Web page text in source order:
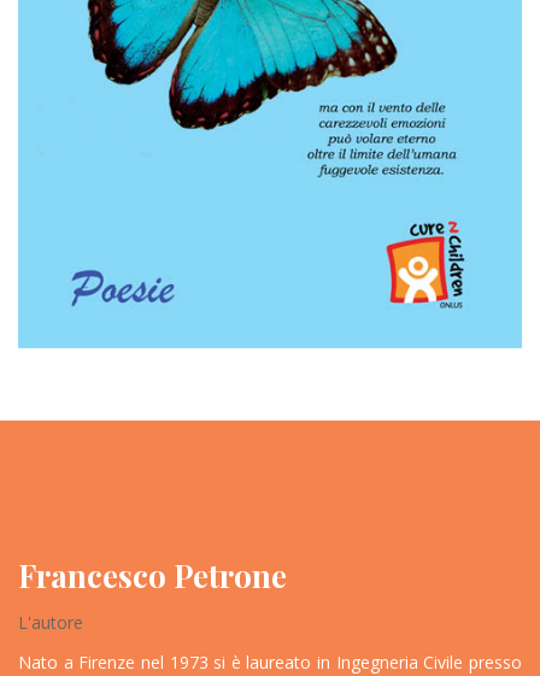
Francesco Petrone
L'autore
Nato a Firenze nel 1973 si è laureato in Ingegneria Civile presso